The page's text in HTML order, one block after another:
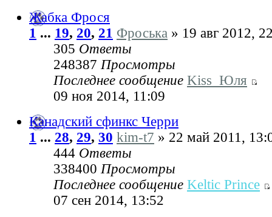
Жабка Фрося
1 ... 19, 20, 21 Фроська » 19 авг 2012,
305 Ответы
248387 Просмотры
Последнее сообщение Kiss_Юля
09 ноя 2014, 11:09
Канадский сфинкс Черри
1 ... 28, 29, 30 kim-t7 » 22 май 2011,
444 Ответы
338400 Просмотры
Последнее сообщение Keltic Prince
07 сен 2014, 13:52